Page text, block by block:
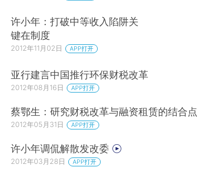
许小年：打破中等收入陷阱关
键在制度
2012年11月02日 APP打开
亚行建言中国推行环保财税改革
2012年08月16日 APP打开
蔡鄂生：研究财税改革与融资租赁的结合点
2012年05月31日 APP打开
许小年调侃解散发改委
2012年03月28日 APP打开